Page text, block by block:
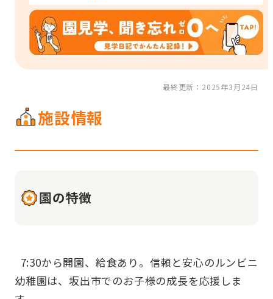
最終更新：2025年3月24日
施設情報
園の特徴
幼稚園は、坂出市でのお子様の成長を応援しま